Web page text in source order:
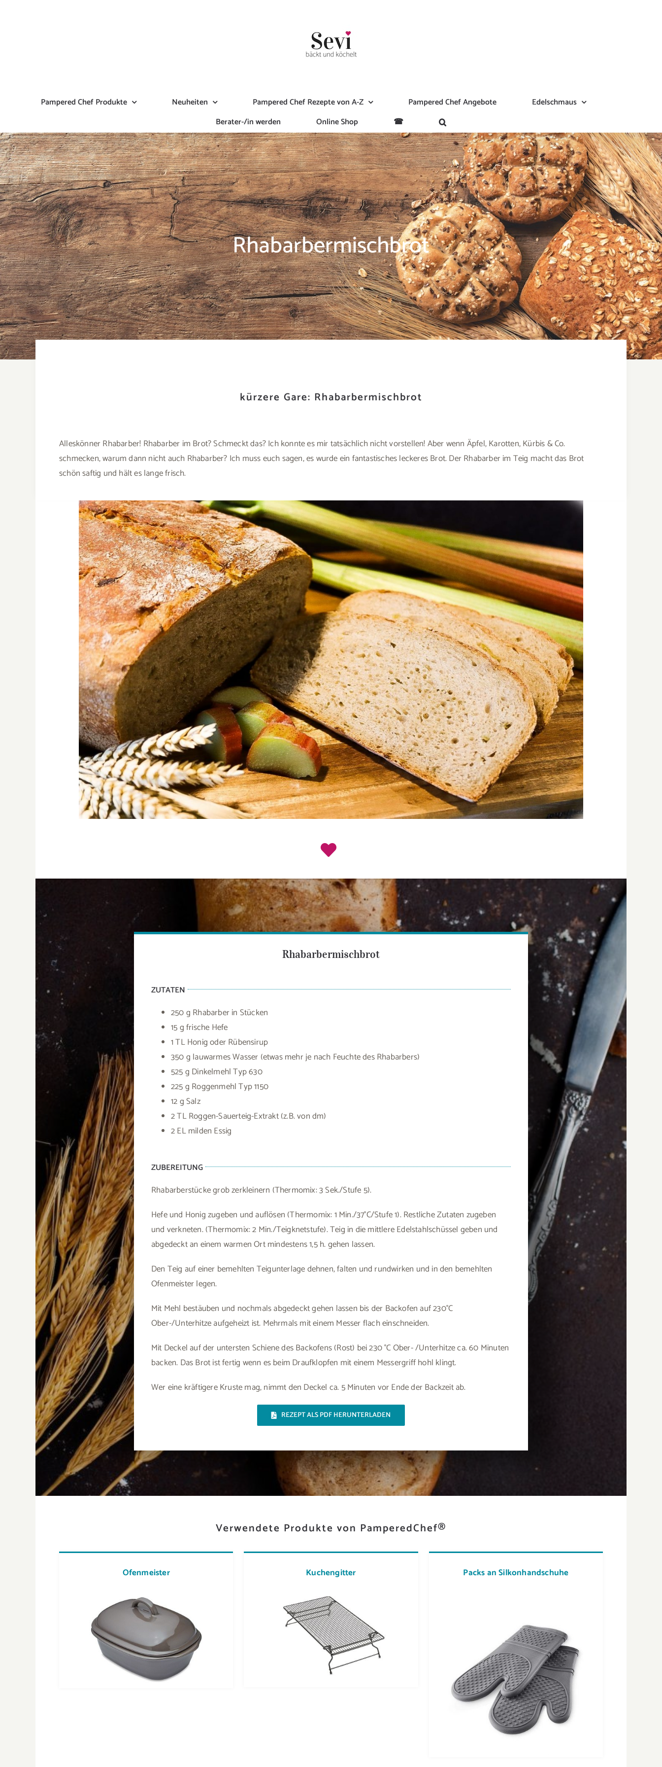
Pampered Chef Produkte Neuheiten Pampered Chef Rezepte von A-Z Pampered Chef Angebote
Edelschmaus
Berater-/in werden
Online Shop ☎
Rhabarbermischbrot
kürzere Gare: Rhabarbermischbrot
Alleskönner Rhabarber! Rhabarber im Brot? Schmeckt das? Ich konnte es mir tatsächlich nicht vorstellen! Aber wenn Äpfel, Karotten, Kürbis & Co.
schmecken, warum dann nicht auch Rhabarber? Ich muss euch sagen, es wurde ein fantastisches leckeres Brot. Der Rhabarber im Teig macht das Brot
schön saftig und hält es lange frisch.
Rhabarbermischbrot
ZUTATEN
250 g Rhabarber in Stücken
15 g frische Hefe
1 TL Honig oder Rübensirup
350 g lauwarmes Wasser (etwas mehr je nach Feuchte des Rhabarbers)
525 g Dinkelmehl Typ 630
225 g Roggenmehl Typ 1150
12 g Salz
2 TL Roggen-Sauerteig-Extrakt (z.B. von dm)
2 EL milden Essig
ZUBEREITUNG
Rhabarberstücke grob zerkleinern (Thermomix: 3 Sek./Stufe 5).
Hefe und Honig zugeben und auflösen (Thermomix: 1 Min./37°C/Stufe 1). Restliche Zutaten zugeben
und verkneten. (Thermomix: 2 Min./Teigknetstufe). Teig in die mittlere Edelstahlschüssel geben und
abgedeckt an einem warmen Ort mindestens 1,5 h. gehen lassen.
Den Teig auf einer bemehlten Teigunterlage dehnen, falten und rundwirken und in den bemehlten
Ofenmeister legen.
Mit Mehl bestäuben und nochmals abgedeckt gehen lassen bis der Backofen auf 230°C
Ober-/Unterhitze aufgeheizt ist. Mehrmals mit einem Messer flach einschneiden.
Mit Deckel auf der untersten Schiene des Backofens (Rost) bei 230 °C Ober- /Unterhitze ca. 60 Minuten
backen. Das Brot ist fertig wenn es beim Draufklopfen mit einem Messergriff hohl klingt.
Wer eine kräftigere Kruste mag, nimmt den Deckel ca. 5 Minuten vor Ende der Backzeit ab.
REZEPT ALS PDF HERUNTERLADEN
Verwendete Produkte von PamperedChef®
Ofenmeister Kuchengitter Packs an Silkonhandschuhe